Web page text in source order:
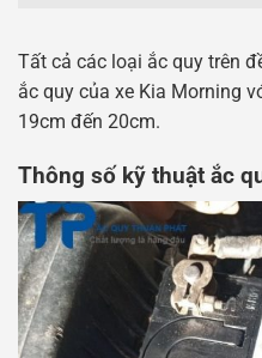
Tất cả các loại ắc quy trên
ắc quy của xe Kia Morning
19cm đến 20cm.
Thông số kỹ thuật ắc